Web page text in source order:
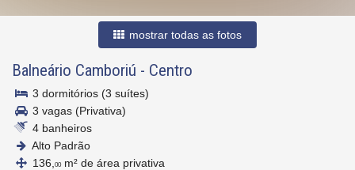
mostrar todas as fotos
Balneário Camboriú - Centro
3 dormitórios (3 suítes)
3 vagas (Privativa)
4 banheiros
Alto Padrão
136, 00 m² de área privativa